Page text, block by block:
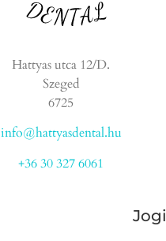
Hattyas utca 12/D.
Szeged
6725
info@hattyasdental.hu
+36 30 327 6061
Jogi